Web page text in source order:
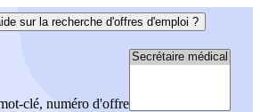
sur la recherche d'offres d'emploi ?
clé, numéro d'offre